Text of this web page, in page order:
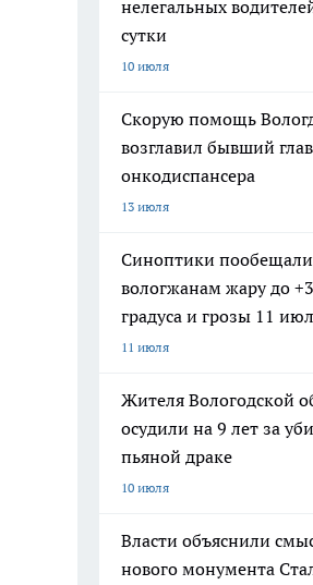
нелегальных
сутки
10 июля
Скорую помощь
возглавил бывший
онкодиспансера
13 июля
Синоптики пообещали
вологжанам жару до
градуса и грозы 11
11 июля
Жителя Вологодской
осудили на 9 лет за
пьяной драке
10 июля
Власти объяснили
нового монумента